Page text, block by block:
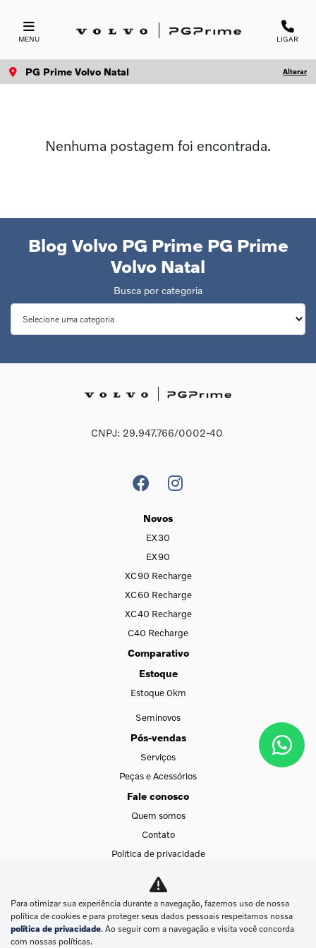
MENU LIGAR
PG Prime Volvo Natal Alterar
Nenhuma postagem foi encontrada.
Blog Volvo PG Prime PG Prime
Volvo Natal
Busca por categoria
CNPJ: 29.947.766/0002-40
Novos
EX30
EX90
XC90 Recharge
XC60 Recharge
XC40 Recharge
C40 Recharge
Comparativo
Estoque
Estoque 0km
Seminovos
Pós-vendas
Serviços
Peças e Acessórios
Fale conosco
Quem somos
Contato
Política de privacidade
Blog
No trânsito, enxergar o outro salva vidas.
Para otimizar sua experiência durante a navegação, fazemos uso de nossa
política de cookies e para proteger seus dados pessoais respeitamos nossa
política de privacidade. Ao seguir com a navegação e visita você concorda
com nossas políticas.